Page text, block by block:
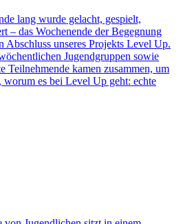
lang wurde gelacht, gespielt,
– das Wochenende der Begegnung
Abschluss unseres Projekts Level Up.
Jugendgruppen sowie
Teilnehmende kamen zusammen, um
worum es bei Level Up geht: echte